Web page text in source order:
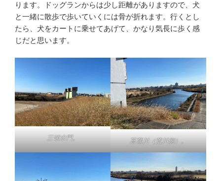
ります。ドッグランからは少し距離がありますので、犬
と一緒に散歩で歩いていくには骨が折れます。行くとし
たら、犬をカートに乗せてあげて、かなり気長に歩く感
じだと思います。
三領水門。 菖蒲川（荒川側）。